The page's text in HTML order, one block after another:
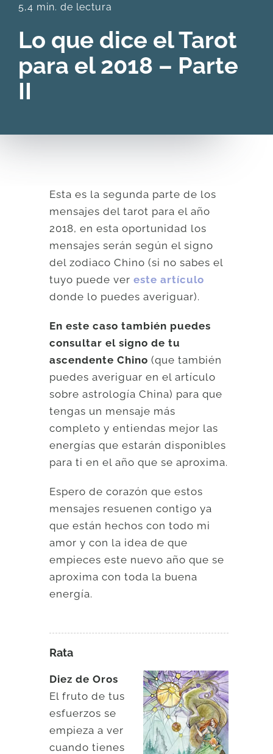
ACERCA
CONTACTO
5,4 min. de lectura
Lo que dice el Tarot
para el 2018 – Parte
II
Esta es la segunda parte de los
mensajes del tarot para el año
2018, en esta oportunidad los
mensajes serán según el signo
del zodiaco Chino (si no sabes el
tuyo puede vereste artículo
donde lo puedes averiguar).
En este caso también puedes
consultar el signo de tu
ascendente Chino(que también
puedes averiguar en el artículo
sobre astrología China) para que
tengas un mensaje más
completo y entiendas mejor las
energías que estarán disponibles
para ti en el año que se aproxima.
Espero de corazón que estos
mensajes resuenen contigo ya
que están hechos con todo mi
amor y con la idea de que
empieces este nuevo año que se
aproxima con toda la buena
energía.
Rata
Diez de Oros
El fruto de tus
esfuerzos se
empieza a ver
cuando tienes